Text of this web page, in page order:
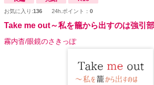
お気に入り:136 24h.ポイント： 0
Take me out～私を籠から出すのは強引
霧内杳/眼鏡のさきっぽ